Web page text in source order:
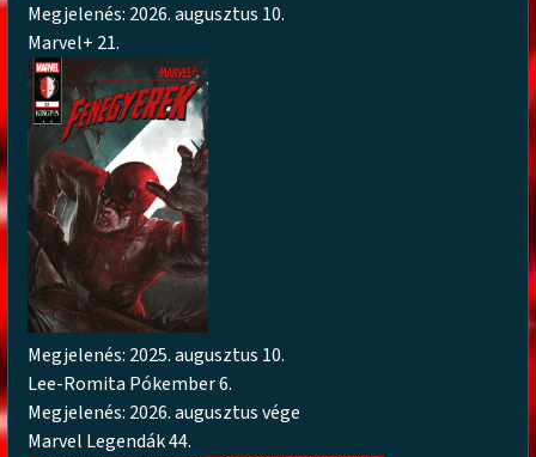
Megjelenés: 2026. augusztus 10.
Marvel+ 21.
Megjelenés: 2025. augusztus 10.
Lee-Romita Pókember 6.
Megjelenés: 2026. augusztus vége
Marvel Legendák 44.